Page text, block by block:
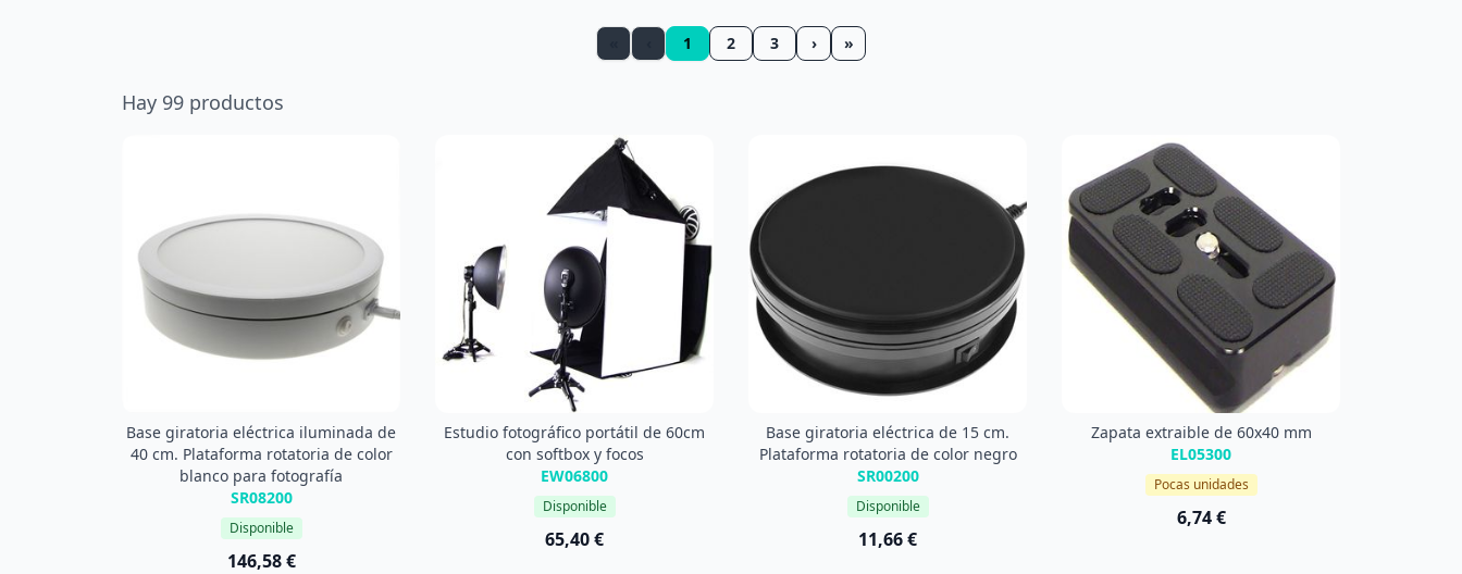
1 2 3 › »
Hay 99 productos
Base giratoria eléctrica iluminada de
40 cm. Plataforma rotatoria de color
blanco para fotografía
SR08200
Disponible
146,58 €
Estudio fotográfico portátil de 60cm
con softbox y focos
EW06800
Disponible
65,40 €
Base giratoria eléctrica de 15 cm.
Plataforma rotatoria de color negro
SR00200
Disponible
11,66 €
Zapata extraible de 60x40 mm
EL05300
Pocas unidades
6,74 €